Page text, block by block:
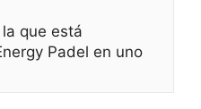
que está
Padel en uno